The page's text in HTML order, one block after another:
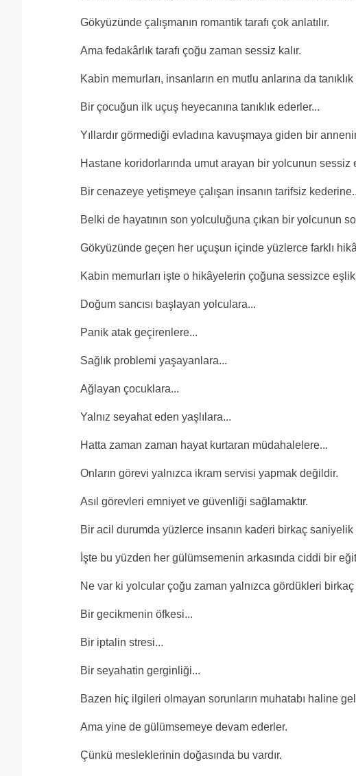
Gökyüzünde çalışmanın romantik tarafı çok anlatılır.
Ama fedakârlık tarafı çoğu zaman sessiz kalır.
Kabin memurları, insanların en mutlu anlarına da
Bir çocuğun ilk uçuş heyecanına tanıklık ederler...
Yıllardır görmediği evladına kavuşmaya giden bir annenin
Hastane koridorlarında umut arayan bir yolcunun sessiz
Bir cenazeye yetişmeye çalışan insanın tarifsiz
Belki de hayatının son yolculuğuna çıkan bir yolcunun
Gökyüzünde geçen her uçuşun içinde yüzlerce farklı
Kabin memurları işte o hikâyelerin çoğuna sessizce
Doğum sancısı başlayan yolculara...
Panik atak geçirenlere...
Sağlık problemi yaşayanlara...
Ağlayan çocuklara...
Yalnız seyahat eden yaşlılara...
Hatta zaman zaman hayat kurtaran müdahalelere...
Onların görevi yalnızca ikram servisi yapmak değildir.
Asıl görevleri emniyet ve güvenliği sağlamaktır.
Bir acil durumda yüzlerce insanın kaderi birkaç
İşte bu yüzden her gülümsemenin arkasında ciddi bir
Ne var ki yolcular çoğu zaman yalnızca gördükleri
Bir gecikmenin öfkesi...
Bir iptalin stresi...
Bir seyahatin gerginliği...
Bazen hiç ilgileri olmayan sorunların muhatabı haline
Ama yine de gülümsemeye devam ederler.
Çünkü mesleklerinin doğasında bu vardır.